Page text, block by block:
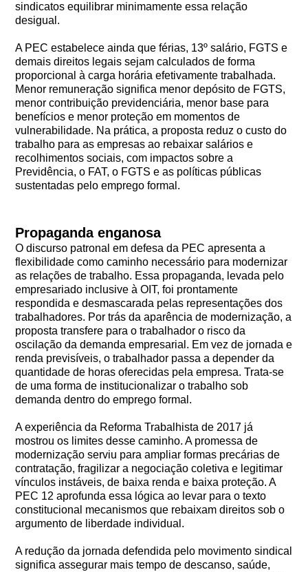
sindicatos equilibrar minimamente essa relação
desigual.
A PEC estabelece ainda que férias, 13º salário, FGTS e
demais direitos legais sejam calculados de forma
proporcional à carga horária efetivamente trabalhada.
Menor remuneração significa menor depósito de FGTS,
menor contribuição previdenciária, menor base para
benefícios e menor proteção em momentos de
vulnerabilidade. Na prática, a proposta reduz o custo do
trabalho para as empresas ao rebaixar salários e
recolhimentos sociais, com impactos sobre a
Previdência, o FAT, o FGTS e as políticas públicas
sustentadas pelo emprego formal.
Propaganda enganosa
O discurso patronal em defesa da PEC apresenta a
flexibilidade como caminho necessário para modernizar
as relações de trabalho. Essa propaganda, levada pelo
empresariado inclusive à OIT, foi prontamente
respondida e desmascarada pelas representações dos
trabalhadores. Por trás da aparência de modernização, a
proposta transfere para o trabalhador o risco da
oscilação da demanda empresarial. Em vez de jornada e
renda previsíveis, o trabalhador passa a depender da
quantidade de horas oferecidas pela empresa. Trata-se
de uma forma de institucionalizar o trabalho sob
demanda dentro do emprego formal.
A experiência da Reforma Trabalhista de 2017 já
mostrou os limites desse caminho. A promessa de
modernização serviu para ampliar formas precárias de
contratação, fragilizar a negociação coletiva e legitimar
vínculos instáveis, de baixa renda e baixa proteção. A
PEC 12 aprofunda essa lógica ao levar para o texto
constitucional mecanismos que rebaixam direitos sob o
argumento de liberdade individual.
A redução da jornada defendida pelo movimento sindical
significa assegurar mais tempo de descanso, saúde,